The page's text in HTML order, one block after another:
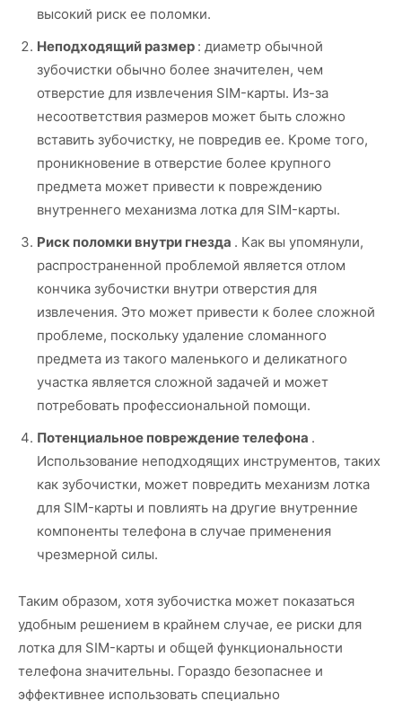
высокий риск ее поломки.
Неподходящий размер : диаметр обычной
зубочистки обычно более значителен, чем
отверстие для извлечения SIM-карты. Из-за
несоответствия размеров может быть сложно
вставить зубочистку, не повредив ее. Кроме того,
проникновение в отверстие более крупного
предмета может привести к повреждению
внутреннего механизма лотка для SIM-карты.
Риск поломки внутри гнезда . Как вы упомянули,
распространенной проблемой является отлом
кончика зубочистки внутри отверстия для
извлечения. Это может привести к более сложной
проблеме, поскольку удаление сломанного
предмета из такого маленького и деликатного
участка является сложной задачей и может
потребовать профессиональной помощи.
Потенциальное повреждение телефона .
Использование неподходящих инструментов, таких
как зубочистки, может повредить механизм лотка
для SIM-карты и повлиять на другие внутренние
компоненты телефона в случае применения
чрезмерной силы.
Таким образом, хотя зубочистка может показаться
удобным решением в крайнем случае, ее риски для
лотка для SIM-карты и общей функциональности
телефона значительны. Гораздо безопаснее и
эффективнее использовать специально